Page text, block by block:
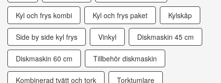
Kyl och frys kombi Kyl och frys paket Kylskåp
Side by side kyl frys Vinkyl Diskmaskin 45 cm
Diskmaskin 60 cm Tillbehör diskmaskin
Kombinerad tvätt och tork Torktumlare